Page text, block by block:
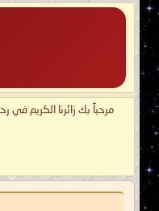
مرحباً بك زائرنا الكريم في